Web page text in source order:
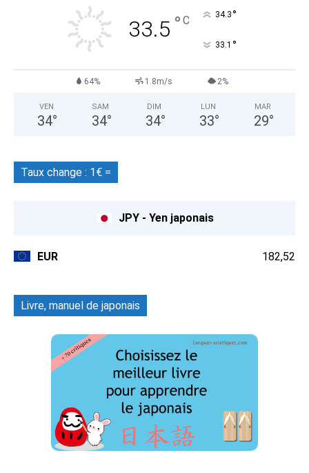
33.5 ° C 34.3 °
33.1 °
64% 1.8m/s 2%
VEN
34°
SAM
34°
DIM
34°
LUN
33°
MAR
29°
Taux change : 1€ =
JPY - Yen japonais
EUR 182,52
Livre, manuel de japonais